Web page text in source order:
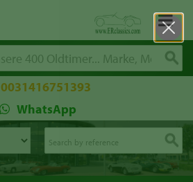
0031416751393
WhatsApp